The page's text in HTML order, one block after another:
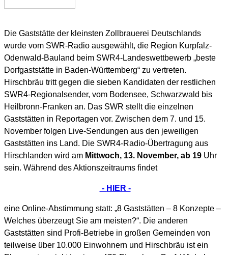
Die Gaststätte der kleinsten Zollbrauerei Deutschlands
wurde vom SWR-Radio ausgewählt, die Region Kurpfalz-
Odenwald-Bauland beim SWR4-Landeswettbewerb „beste
Dorfgaststätte in Baden-Württemberg“ zu vertreten.
Hirschbräu tritt gegen die sieben Kandidaten der restlichen
SWR4-Regionalsender, vom Bodensee, Schwarzwald bis
Heilbronn-Franken an. Das SWR stellt die einzelnen
Gaststätten in Reportagen vor. Zwischen dem 7. und 15.
November folgen Live-Sendungen aus den jeweiligen
Gaststätten ins Land. Die SWR4-Radio-Übertragung aus
Hirschlanden wird am Mittwoch, 13. November, ab 19 Uhr
sein. Während des Aktionszeitraums findet
- HIER -
eine Online-Abstimmung statt: „8 Gaststätten – 8 Konzepte –
Welches überzeugt Sie am meisten?“. Die anderen
Gaststätten sind Profi-Betriebe in großen Gemeinden von
teilweise über 10.000 Einwohnern und Hirschbräu ist ein